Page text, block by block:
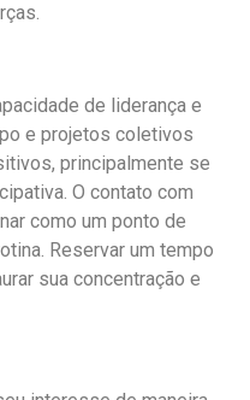
de liderança e
e projetos coletivos
principalmente se
O contato com
como um ponto de
Reservar um tempo
sua concentração e